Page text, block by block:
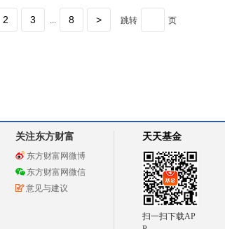
2 3 ... 8 > 跳转 页
关注东方财富
东方财富网微博
东方财富网微信
意见与建议
天天基金
扫一扫下载AP